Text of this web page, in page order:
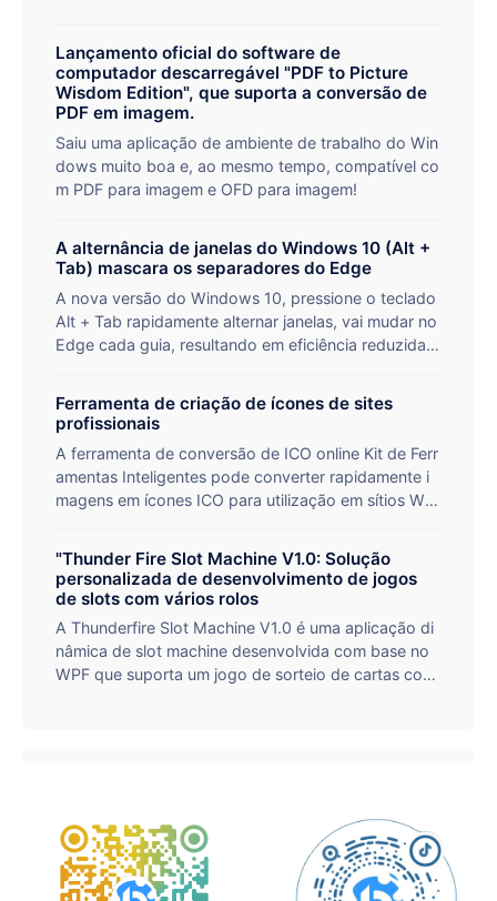
Lançamento oficial do software de
computador descarregável "PDF to Picture
Wisdom Edition", que suporta a conversão de
PDF em imagem.
Saiu uma aplicação de ambiente de trabalho do Win
dows muito boa e, ao mesmo tempo, compatível co
m PDF para imagem e OFD para imagem!
A alternância de janelas do Windows 10 (Alt +
Tab) mascara os separadores do Edge
A nova versão do Windows 10, pressione o teclado
Alt + Tab rapidamente alternar janelas, vai mudar no
Edge cada guia, resultando em eficiência reduzida,
Ferramenta de criação de ícones de sites
profissionais
A ferramenta de conversão de ICO online Kit de Ferr
amentas Inteligentes pode converter rapidamente i
magens em ícones ICO para utilização em sítios We
tilizar em três passos. Não é necessário instalar soft
ware profissional, a sua utilização é totalmente grat
uita e é a escolha ideal para os programadores e de
signers web criarem ícones favicon.
"Thunder Fire Slot Machine V1.0: Solução
personalizada de desenvolvimento de jogos
de slots com vários rolos
A Thunderfire Slot Machine V1.0 é uma aplicação di
nâmica de slot machine desenvolvida com base no
WPF que suporta um jogo de sorteio de cartas com